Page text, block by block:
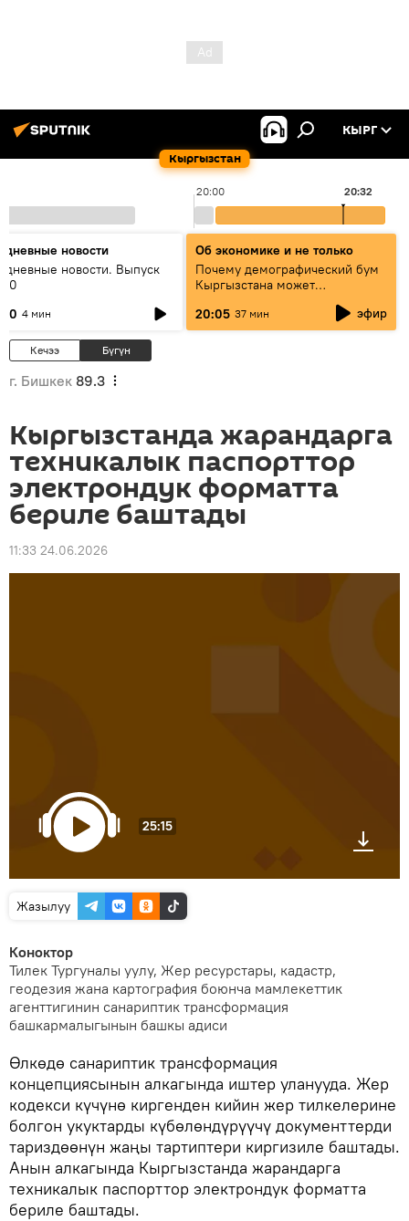
Кыргызстан
КЫРГ
20:00 20:32
новости
новости. Выпуск
4 мин
Об экономике и не только
Почему демографический бум
Кыргызстана может
превратиться в проблему и как
этого избежать
20:05 37 мин эфир
Кечээ Бүгүн
г. Бишкек 89.3
Кыргызстанда жарандарга
техникалык паспорттор
электрондук форматта
бериле баштады
11:33 24.06.2026
25:15
Жазылуу
Коноктор
Тилек Тургуналы уулу, Жер ресурстары, кадастр,
геодезия жана картография боюнча мамлекеттик
агенттигинин санариптик трансформация
башкармалыгынын башкы адиси
Өлкөдө санариптик трансформация
концепциясынын алкагында иштер уланууда. Жер
кодекси күчүнө киргенден кийин жер тилкелерине
болгон укуктарды күбөлөндүрүүчү документтерди
тариздөөнүн жаңы тартиптери киргизиле баштады.
Анын алкагында Кыргызстанда жарандарга
техникалык паспорттор электрондук форматта
бериле баштады.